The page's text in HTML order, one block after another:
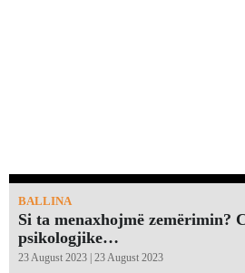
BALLINA
Si ta menaxhojmë zemërimin?
psikologjike…
23 August 2023 | 23 August 2023